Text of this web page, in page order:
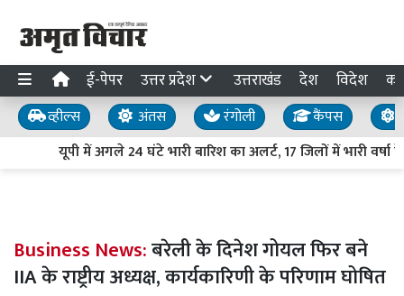
ई-पेपर उत्तर प्रदेश उत्तराखंड देश विदेश
व्हील्स अंतस रंगोली कैंपस
यूपी में अगले 24 घंटे भारी बारिश का अलर्ट, 17 जिलों में भारी
Business News:बरेली के दिनेश गोयल फिर बने
IIA के राष्ट्रीय अध्यक्ष, कार्यकारिणी के परिणाम घोषित